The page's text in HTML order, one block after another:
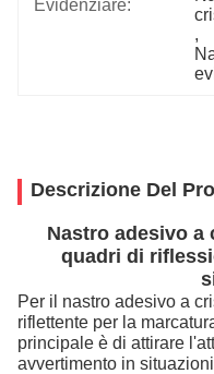
Evidenziare:
,
Descrizione Del
Nastro adesivo a
quadri di
Per il nastro adesivo a
riflettente per la
principale è di attirare
avvertimento in